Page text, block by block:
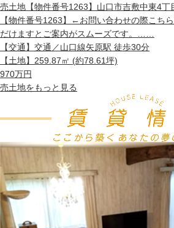
売土地 【物件番号1263】山口市吉敷中東
【物件番号1263】←お問い合わせの際こち
だけますとご案内がスムーズです。……
【交通】 交通／山口線矢原駅 徒歩30分
【土地】 259.87㎡ (約78.61坪)
970万円
売土地をもっと見る